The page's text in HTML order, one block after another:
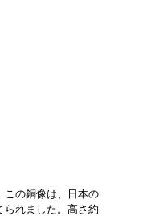
この銅像は、日本の
られました。高さ約